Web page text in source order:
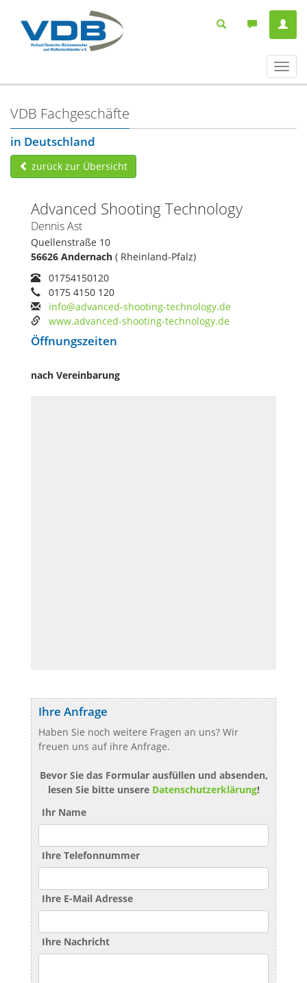
ein-/
VDB Fachgeschäfte
in Deutschland
zurück zur Übersicht
Advanced Shooting Technology
Dennis Ast
Quellenstraße 10
56626 Andernach ( Rheinland-Pfalz)
01754150120
0175 4150 120
info@advanced-shooting-technology.de
www.advanced-shooting-technology.de
Öffnungszeiten
nach Vereinbarung
Ihre Anfrage
Haben Sie noch weitere Fragen an uns? Wir
freuen uns auf ihre Anfrage.
Bevor Sie das Formular ausfüllen und absenden,
lesen Sie bitte unsere Datenschutzerklärung!
Ihr Name
Ihre Telefonnummer
Ihre E-Mail Adresse
Ihre Nachricht